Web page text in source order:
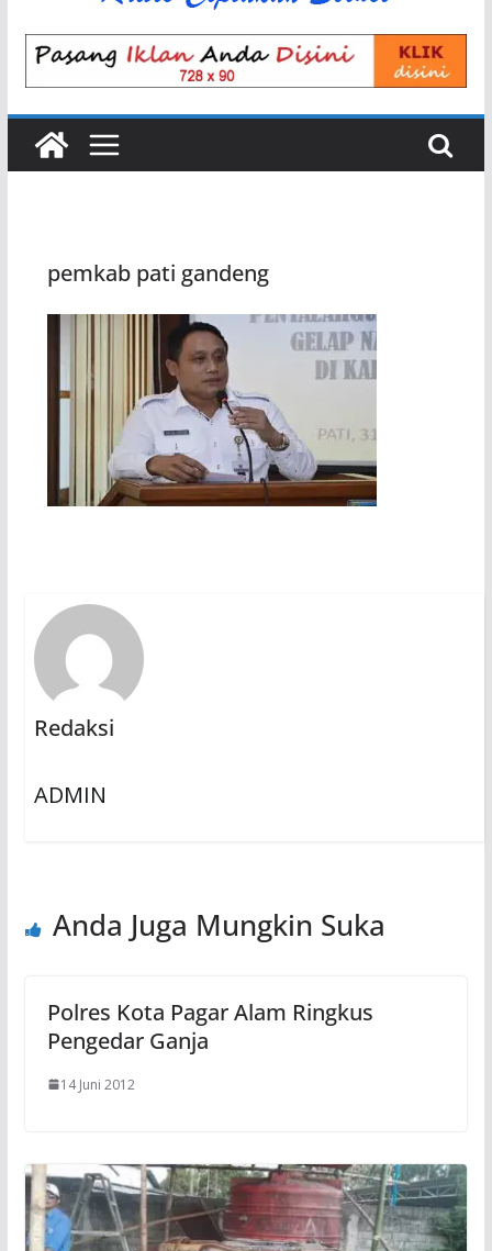
pemkab pati gandeng
Redaksi
ADMIN
Anda Juga Mungkin Suka
Polres Kota Pagar Alam Ringkus
Pengedar Ganja
14 Juni 2012